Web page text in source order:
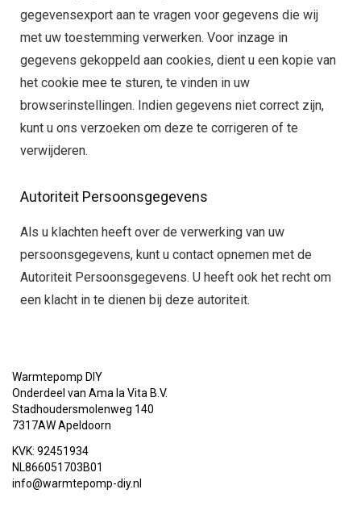
gegevensexport aan te vragen voor gegevens die wij
met uw toestemming verwerken. Voor inzage in
gegevens gekoppeld aan cookies, dient u een kopie van
het cookie mee te sturen, te vinden in uw
browserinstellingen. Indien gegevens niet correct zijn,
kunt u ons verzoeken om deze te corrigeren of te
verwijderen.
Autoriteit Persoonsgegevens
Als u klachten heeft over de verwerking van uw
persoonsgegevens, kunt u contact opnemen met de
Autoriteit Persoonsgegevens. U heeft ook het recht om
een klacht in te dienen bij deze autoriteit.
Warmtepomp DIY
Onderdeel van Ama la Vita B.V.
Stadhoudersmolenweg 140
7317AW Apeldoorn
KVK: 92451934
NL866051703B01
info@warmtepomp-diy.nl